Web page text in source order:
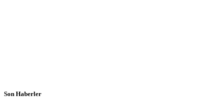
Son Haberler